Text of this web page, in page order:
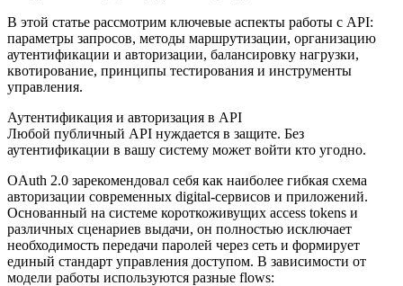
В этой статье рассмотрим ключевые аспекты работы с API:
параметры запросов, методы маршрутизации, организацию
аутентификации и авторизации, балансировку нагрузки,
квотирование, принципы тестирования и инструменты
управления.
Аутентификация и авторизация в API
Любой публичный API нуждается в защите. Без
аутентификации в вашу систему может войти кто угодно.
OAuth 2.0 зарекомендовал себя как наиболее гибкая схема
авторизации современных digital-сервисов и приложений.
Основанный на системе короткоживущих access tokens и
различных сценариев выдачи, он полностью исключает
необходимость передачи паролей через сеть и формирует
единый стандарт управления доступом. В зависимости от
модели работы используются разные flows: